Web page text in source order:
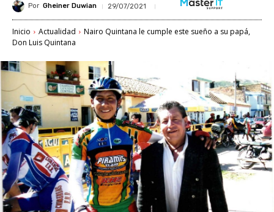
Por Gheiner Duwian 29/07/2021
Inicio Actualidad
Nairo Quintana le cumple este sueño a su papá,
Don Luis Quintana